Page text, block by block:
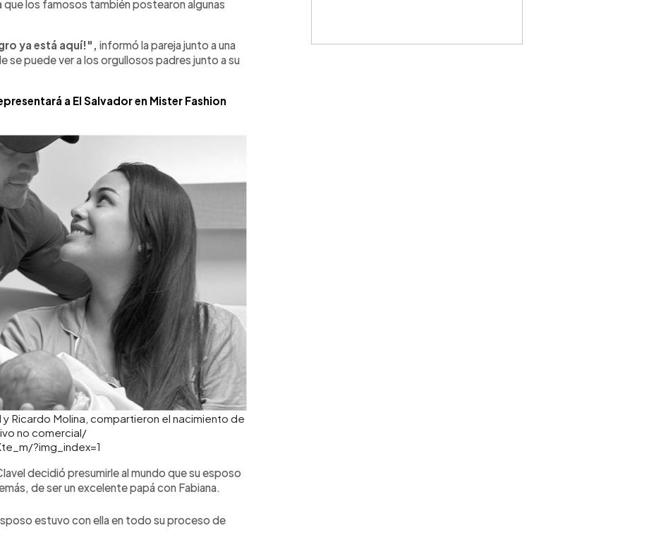
los famosos también postearon algunas
ya está aquí!", informó la pareja junto a una
puede ver a los orgullosos padres junto a su
a El Salvador en Mister Fashion
Ricardo Molina, compartieron el nacimiento de
no comercial/
?img_index=1
decidió presumirle al mundo que su esposo
de ser un excelente papá con Fabiana.
estuvo con ella en todo su proceso de